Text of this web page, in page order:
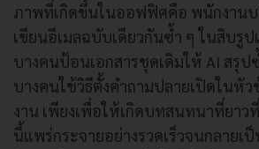
ภาพที่เกิดขึ้นในออฟฟิศคือ พนักงานบ
เขียนอีเมลฉบับเดียวกันซ้ำ ๆ ในสิบรู
บางคนป้อนเอกสารชุดเดิมให้ AI สรุป
บางคนใช้วิธีตั้งคำถามปลายเปิดในหัว
งาน เพียงเพื่อให้เกิดบทสนทนาที่ยาว
นี้แพร่กระจายอย่างรวดเร็วจนกลายเ